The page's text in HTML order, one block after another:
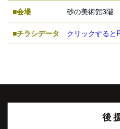
■会場 砂の美術館3階
■チラシデータ クリックすると
後